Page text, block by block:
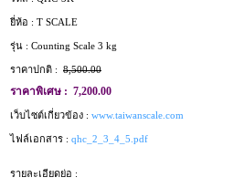
ยี่ห้อ : T SCALE
รุ่น : Counting Scale 3 kg
ราคาปกติ : 8,500.00
ราคาพิเศษ : 7,200.00
เว็บไซต์เกี่ยวข้อง : www.taiwanscale.com
ไฟล์เอกสาร : qhc_2_3_4_5.pdf
รายละเอียดย่อ :